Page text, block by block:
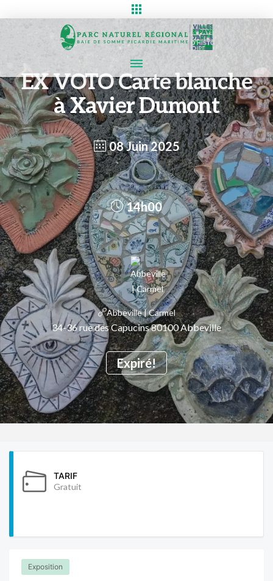
EX VOTO Carte blanche
à Xavier Dumont
08 Juin 2025
Expiré!
14h00
Abbeville | Carmel
34-36 rue des Capucins 80100 Abbeville
TARIF
Gratuit
Exposition